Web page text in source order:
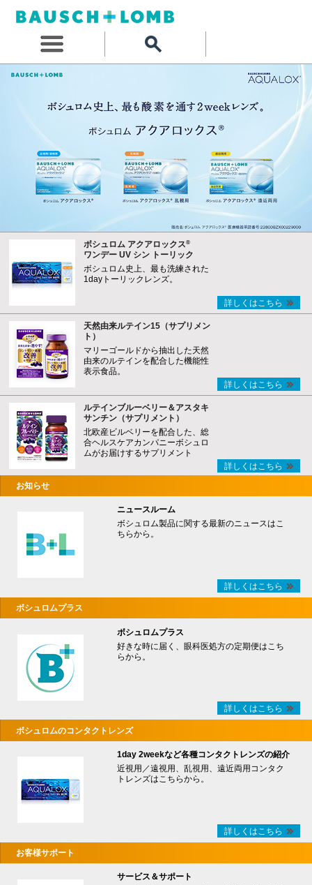
ボシュロム アクアロックス®
ワンデー UV シン トーリック
ボシュロム史上、最も洗練された
1dayトーリックレンズ。
詳しくはこちら
天然由来ルテイン15（サプリメン
ト）
マリーゴールドから抽出した天然
由来のルテインを配合した機能性
表示食品。
詳しくはこちら
ルテインブルーベリー＆アスタキ
サンチン（サプリメント）
北欧産ビルベリーを配合した、総
合ヘルスケアカンパニーボシュロ
ムがお届けするサプリメント
詳しくはこちら
お知らせ
ニュースルーム
ボシュロム製品に関する最新のニュースはこ
ちらから。
詳しくはこちら
ボシュロムプラス
ボシュロムプラス
好きな時に届く、眼科医処方の定期便はこち
らから。
詳しくはこちら
ボシュロムのコンタクトレンズ
1day 2weekなど各種コンタクトレンズの紹介
近視用／遠視用、乱視用、遠近両用コンタク
トレンズはこちらから。
詳しくはこちら
お客様サポート
サービス＆サポート